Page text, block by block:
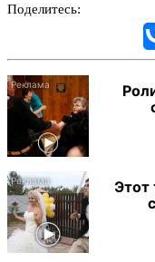
Поделитесь:
Этот